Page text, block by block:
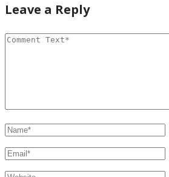
Leave a Reply